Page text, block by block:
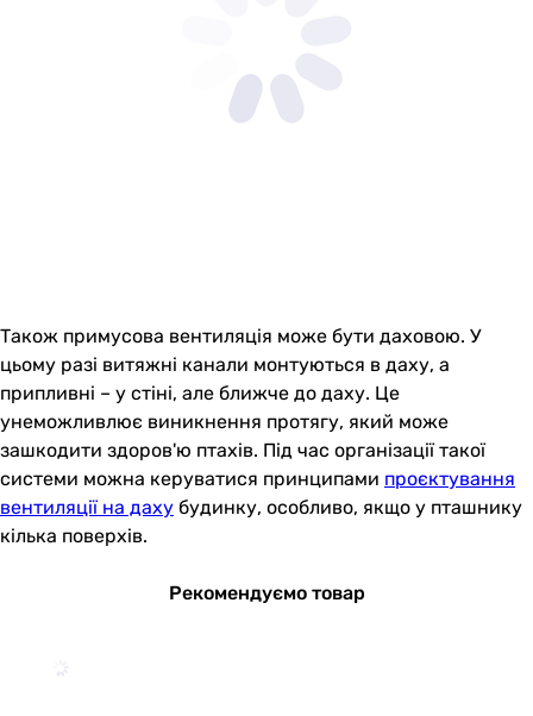
Також примусова вентиляція може бути даховою. У
цьому разі витяжні канали монтуються в даху, а
припливні – у стіні, але ближче до даху. Це
унеможливлює виникнення протягу, який може
зашкодити здоров'ю птахів. Під час організації такої
системи можна керуватися принципами проєктування
вентиляції на даху будинку, особливо, якщо у пташнику
кілька поверхів.
Рекомендуємо товар